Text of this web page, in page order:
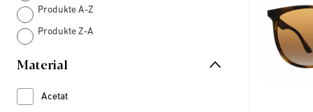
Produkte A-Z
Produkte Z-A
Material
Acetat
Refine by Material: Acetat